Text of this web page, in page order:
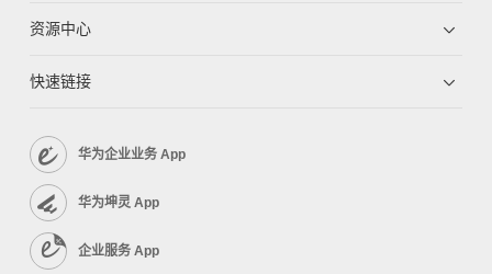
资源中心
快速链接
华为企业业务 App
华为坤灵 App
企业服务 App